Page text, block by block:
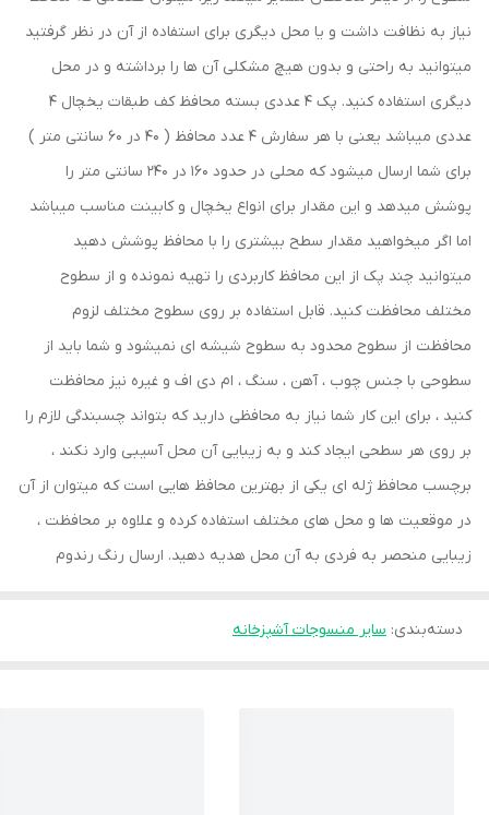
نیاز به نظافت داشت و یا محل دیگری برای استفاده از آن در نظر گرفتید
میتوانید به راحتی و بدون هیچ مشکلی آن ها را برداشته و در محل
دیگری استفاده کنید. پک 4 عددی بسته محافظ کف طبقات یخچال 4
عددی میباشد یعنی با هر سفارش 4 عدد محافظ ( 40 در 60 سانتی متر )
برای شما ارسال میشود که محلی در حدود 160 در 240 سانتی متر را
پوشش میدهد و این مقدار برای انواع یخچال و کابینت مناسب میباشد
اما اگر میخواهید مقدار سطح بیشتری را با محافظ پوشش دهید
میتوانید چند پک از این محافظ کاربردی را تهیه نمونده و از سطوح
مختلف محافظت کنید. قابل استفاده بر روی سطوح مختلف لزوم
محافظت از سطوح محدود به سطوح شیشه ای نمیشود و شما باید از
سطوحی با جنس چوب ، آهن ، سنگ ، ام دی اف و غیره نیز محافظت
کنید ، برای این کار شما نیاز به محافظی دارید که بتواند چسبندگی لازم را
بر روی هر سطحی ایجاد کند و به زیبایی آن محل آسیبی وارد نکند ،
برچسب محافظ ژله ای یکی از بهترین محافظ هایی است که میتوان از آن
در موقعیت ها و محل های مختلف استفاده کرده و علاوه بر محافظت ،
زیبایی منحصر به فردی به آن محل هدیه دهید. ارسال رنگ رندوم
دسته‌بندی: سایر منسوجات آشپزخانه